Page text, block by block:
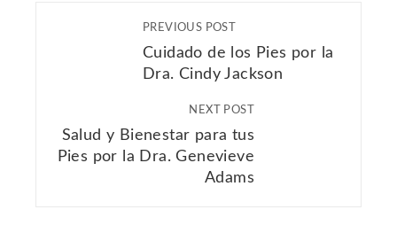
PREVIOUS POST
Cuidado de los Pies por la
Dra. Cindy Jackson
NEXT POST
Salud y Bienestar para tus
Pies por la Dra. Genevieve
Adams